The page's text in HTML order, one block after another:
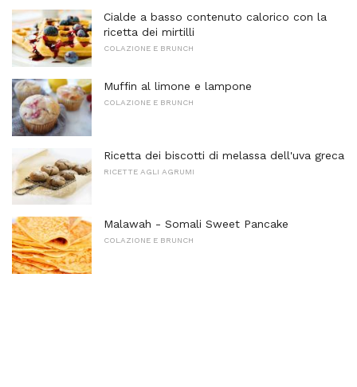
Cialde a basso contenuto calorico con la
ricetta dei mirtilli
COLAZIONE E BRUNCH
Muffin al limone e lampone
COLAZIONE E BRUNCH
Ricetta dei biscotti di melassa dell'uva greca
RICETTE AGLI AGRUMI
Malawah - Somali Sweet Pancake
COLAZIONE E BRUNCH